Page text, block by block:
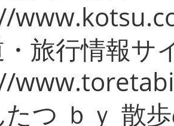
旅行情報サ
つ ｂｙ 散